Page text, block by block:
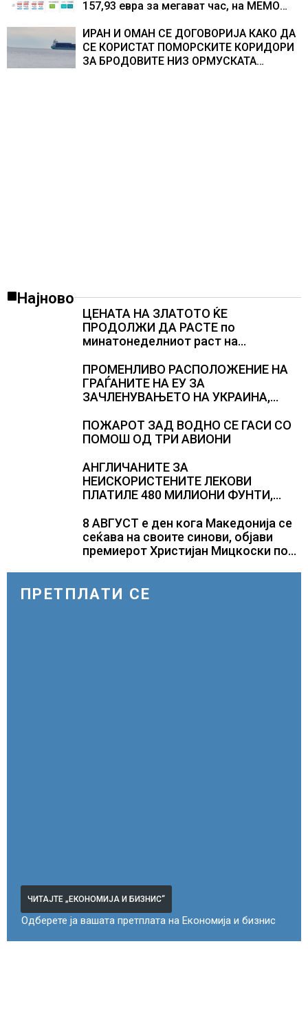
157,93 евра за мегават час, на МЕМО
ИРАН И ОМАН СЕ ДОГОВОРИЈА КАКО ДА
СЕ КОРИСТАТ ПОМОРСКИТЕ КОРИДОРИ
ЗА БРОДОВИТЕ НИЗ ОРМУСКАТА
Најново
ЦЕНАТА НА ЗЛАТОТО ЌЕ
ПРОДОЛЖИ ДА РАСТЕ по
минатонеделниот раст на
ПРОМЕНЛИВО РАСПОЛОЖЕНИЕ НА
ГРАЃАНИТЕ НА ЕУ ЗА
ЗАЧЛЕНУВАЊЕТО НА УКРАИНА,
Полска, Франција и Германија
ПОЖАРОТ ЗАД ВОДНО СЕ ГАСИ СО
ПОМОШ ОД ТРИ АВИОНИ
АНГЛИЧАНИТЕ ЗА
НЕИСКОРИСТЕНИТЕ ЛЕКОВИ
ПЛАТИЛЕ 480 МИЛИОНИ ФУНТИ,
само лекови што навистина им се
потребни
8 АВГУСТ е ден кога Македонија се
сеќава на своите синови, објави
премиерот Христијан Мицкоски по
прилепски бранители
ПРЕТПЛАТИ СЕ
ЧИТАЈТЕ „ЕКОНОМИЈА И БИЗНИС“
Одберете ја вашата претплата на Економија и бизнис